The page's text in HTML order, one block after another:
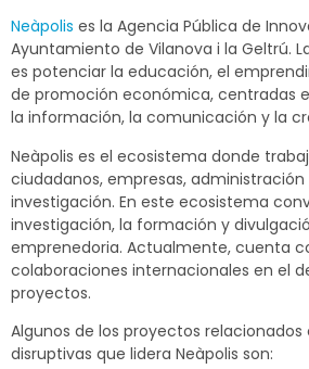
Neàpolis es la Agencia Pública de
Ayuntamiento de Vilanova i la Geltrú.
es potenciar la educación, el
de promoción económica, centradas
la información, la comunicación y la
Neàpolis es el ecosistema donde
ciudadanos, empresas,
investigación. En este ecosistema
investigación, la formación y
emprenedoria. Actualmente, cuenta
colaboraciones internacionales en el
proyectos.
Algunos de los proyectos
disruptivas que lidera Neàpolis son: